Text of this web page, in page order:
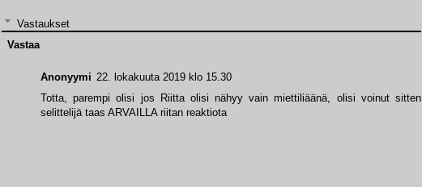
Vastaukset
Anonyymi 22. lokakuuta 2019 klo 15.30
Totta, parempi olisi jos Riitta olisi nähyy vain miettiliäänä, olisi voinut sitten
selittelijä taas ARVAILLA riitan reaktiota
Vastaa